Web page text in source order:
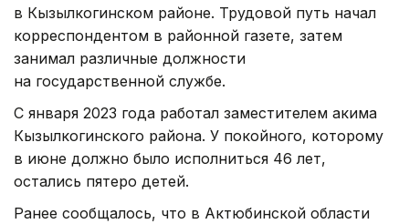
в Кызылкогинском районе. Трудовой путь начал
корреспондентом в районной газете, затем
занимал различные должности
на государственной службе.
С января 2023 года работал заместителем акима
Кызылкогинского района. У покойного, которому
в июне должно было исполниться 46 лет,
остались пятеро детей.
Ранее сообщалось, что в Актюбинской области